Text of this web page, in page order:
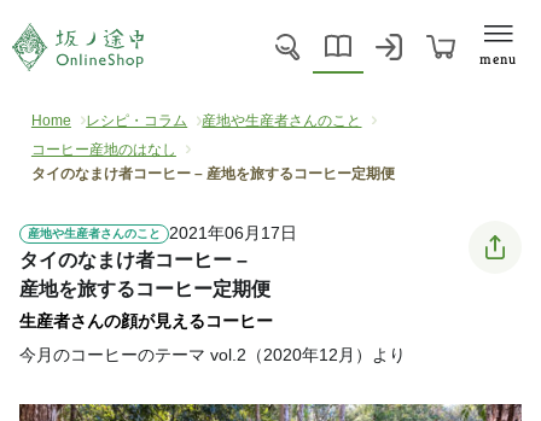
menu
Home レシピ・コラム
産地や生産者さんのこと
コーヒー産地のはなし
タイのなまけ者コーヒー – 産地を旅するコーヒー定期便
産地や生産者さんのこと 2021年06月17日
タイのなまけ者コーヒー –
産地を旅するコーヒー定期便
生産者さんの顔が見えるコーヒー
今月のコーヒーのテーマ vol.2（2020年12月）より